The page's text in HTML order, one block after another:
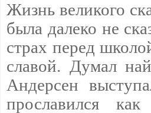
Жизнь великого
была далеко не
страх перед
славой. Думал
Андерсен
прославился